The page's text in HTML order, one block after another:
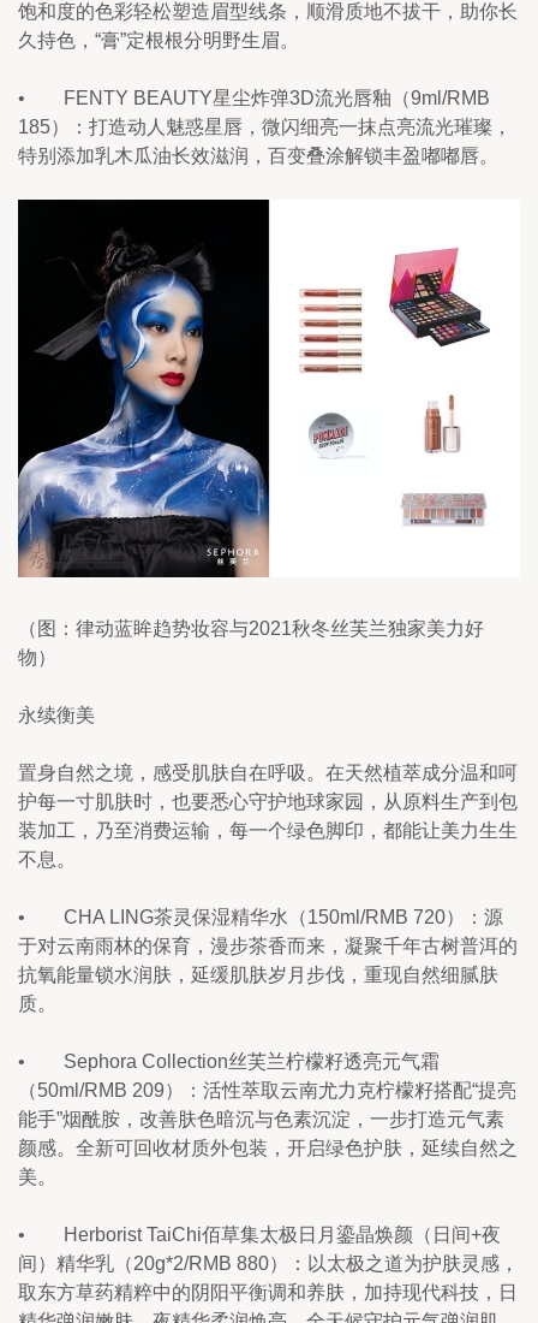
饱和度的色彩轻松塑造眉型线条，顺滑质地不拔干，助你长
久持色，“膏”定根根分明野生眉。
•        FENTY BEAUTY星尘炸弹3D流光唇釉（9ml/RMB
185）：打造动人魅惑星唇，微闪细亮一抹点亮流光璀璨，
特别添加乳木瓜油长效滋润，百变叠涂解锁丰盈嘟嘟唇。
（图：律动蓝眸趋势妆容与2021秋冬丝芙兰独家美力好
物）
永续衡美
置身自然之境，感受肌肤自在呼吸。在天然植萃成分温和呵
护每一寸肌肤时，也要悉心守护地球家园，从原料生产到包
装加工，乃至消费运输，每一个绿色脚印，都能让美力生生
不息。
•        CHA LING茶灵保湿精华水（150ml/RMB 720）：源
于对云南雨林的保育，漫步茶香而来，凝聚千年古树普洱的
抗氧能量锁水润肤，延缓肌肤岁月步伐，重现自然细腻肤
质。
•        Sephora Collection丝芙兰柠檬籽透亮元气霜
（50ml/RMB 209）：活性萃取云南尤力克柠檬籽搭配“提亮
能手”烟酰胺，改善肤色暗沉与色素沉淀，一步打造元气素
颜感。全新可回收材质外包装，开启绿色护肤，延续自然之
美。
•        Herborist TaiChi佰草集太极日月鎏晶焕颜（日间+夜
间）精华乳（20g*2/RMB 880）：以太极之道为护肤灵感，
取东方草药精粹中的阴阳平衡调和养肤，加持现代科技，日